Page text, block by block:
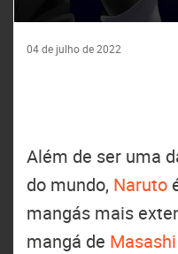
04 de julho de 2022
Além de ser uma
do mundo, Naruto
mangás mais
mangá de